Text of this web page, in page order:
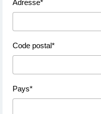
Adresse*
Code postal*
Pays*